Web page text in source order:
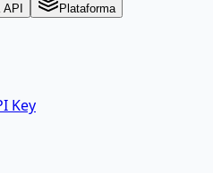
Plataforma
Key